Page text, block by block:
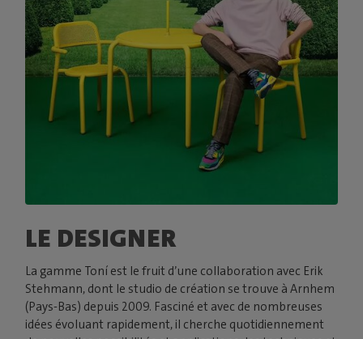
LE DESIGNER
La gamme Toní est le fruit d’une collaboration avec Erik
Stehmann, dont le studio de création se trouve à Arnhem
(Pays-Bas) depuis 2009. Fasciné et avec de nombreuses
idées évoluant rapidement, il cherche quotidiennement